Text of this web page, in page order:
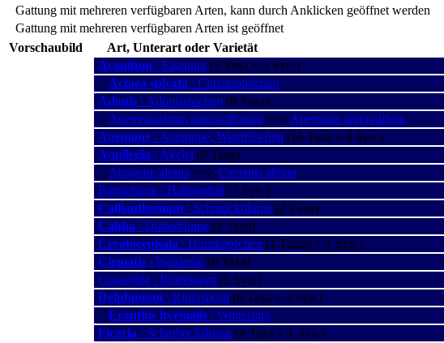
Gattung mit mehreren verfügbaren Arten, kann durch Anklicken geöffnet werden
Gattung mit mehreren verfügbaren Arten ist geöffnet
Vorschaubild
Art, Unterart oder Varietät
Aconitum \ Eisenhut (9 Taxa + 5 Syn.)
Actaea spicata \ Christophskraut
Adonis \ Adonisröschen (8 Taxa)
Anemonastrum narcissiflorum −−> Anemone narcissiflora
Anemone \ Anemone, Windröschen (16 Taxa + 8 Syn.)
Aquilegia \ Akelei (9 Taxa)
Atragene alpina −−> Clematis alpina
Batrachium \ Hahnenfuß (7 Syn.)
Callianthemum \ Schmuckblume (2 Taxa)
Caltha \ Dotterblume (2 Taxa)
Ceratocephala \ Hornköpfchen (1 Taxon + 1 Syn.)
Clematis \ Waldrebe (8 Taxa)
Consolida \ Rittersporn (5 Syn.)
Delphinium \ Rittersporn (8 Taxa + 3 Syn.)
Eranthis hyemalis \ Winterling
Ficaria \ Scharbockskraut (4 Taxa + 1 Syn.)